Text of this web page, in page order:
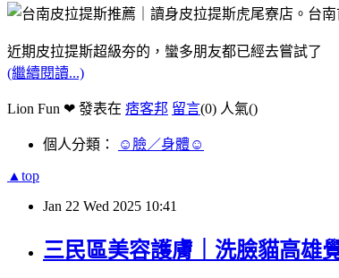
近期皮拉提斯超級夯的，蠻多朋友都已經去嘗試了
(繼續閱讀...)
Lion Fun ❤ 發表在 痞客邦 留言(0) 人氣()
個人分類： ☺臉／身體☺
▲top
Jan 22 Wed 2025 10:41
三民區美容護膚｜洗臉貓高雄